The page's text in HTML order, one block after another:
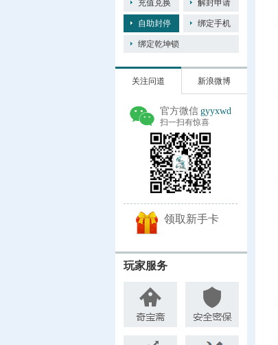
充值兑换 解封申请
自助封停 绑定手机
绑定乾坤锁
关注问道 新浪微博
官方微信 gyyxwd
扫一扫有惊喜
领取新手卡
玩家服务